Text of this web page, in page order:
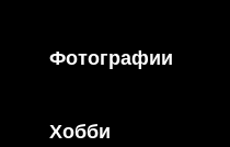
Фотографии
Хобби